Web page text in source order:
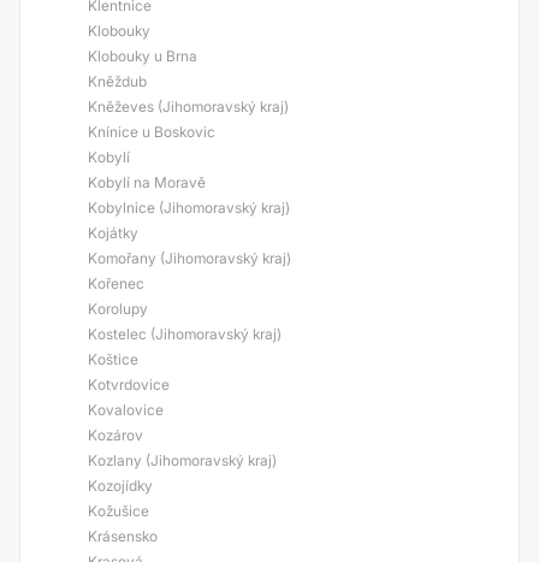
Klentnice
Klobouky
Klobouky u Brna
Kněždub
Kněževes (Jihomoravský kraj)
Knínice u Boskovic
Kobylí
Kobylí na Moravě
Kobylnice (Jihomoravský kraj)
Kojátky
Komořany (Jihomoravský kraj)
Kořenec
Korolupy
Kostelec (Jihomoravský kraj)
Koštice
Kotvrdovice
Kovalovice
Kozárov
Kozlany (Jihomoravský kraj)
Kozojídky
Kožušice
Krásensko